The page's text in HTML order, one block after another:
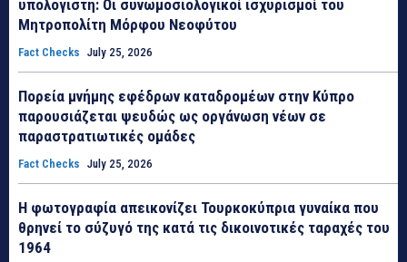
υπολογιστή: Οι συνωμοσιολογικοί ισχυρισμοί του
Μητροπολίτη Μόρφου Νεοφύτου
Fact Checks July 25, 2026
Πορεία μνήμης εφέδρων καταδρομέων στην Κύπρο
παρουσιάζεται ψευδώς ως οργάνωση νέων σε
παραστρατιωτικές ομάδες
Fact Checks July 25, 2026
Η φωτογραφία απεικονίζει Τουρκοκύπρια γυναίκα που
θρηνεί το σύζυγό της κατά τις δικοινοτικές ταραχές του
1964